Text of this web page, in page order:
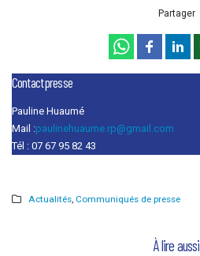
Partager
Contact presse
Pauline Huaumé
Mail :paulinehuaume.rp@gmail.com
Tél : 07 67 95 82 43
Actualités, Communiqués de presse
À lire aussi